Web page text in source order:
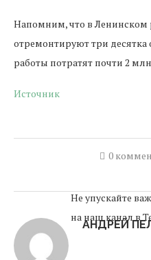
Напомним, что в Ленинском
отремонтируют три десятка
работы потратят почти 2
Не упускайте
на наш канал в
Источник
0
АНДРЕЙ